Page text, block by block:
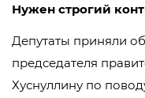
Нужен строгий
Депутаты приняли
председателя
Хуснуллину по